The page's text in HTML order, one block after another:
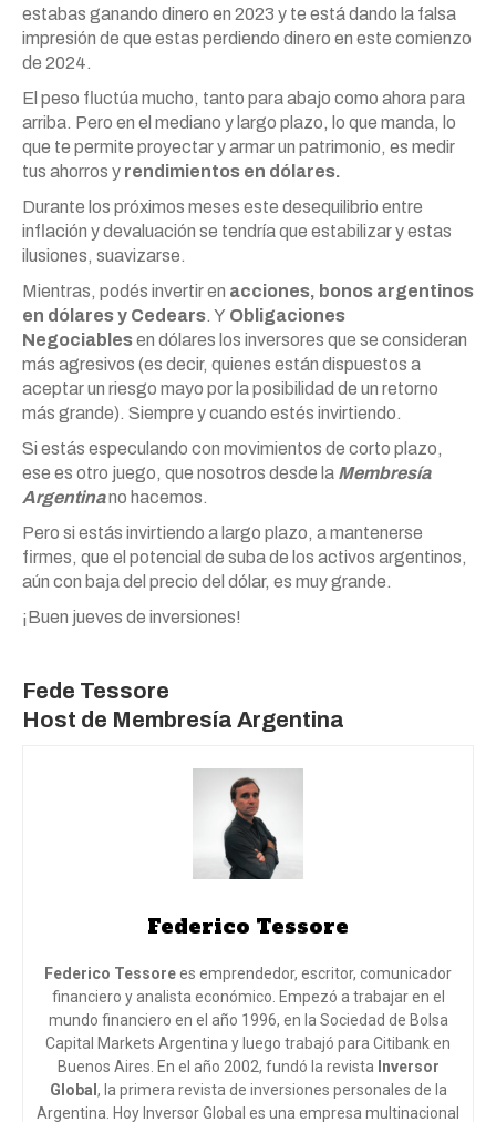
estabas ganando dinero en 2023 y te está dando la falsa
impresión de que estas perdiendo dinero en este comienzo
de 2024.
El peso fluctúa mucho, tanto para abajo como ahora para
arriba. Pero en el mediano y largo plazo, lo que manda, lo
que te permite proyectar y armar un patrimonio, es medir
tus ahorros y rendimientos en dólares.
Durante los próximos meses este desequilibrio entre
inflación y devaluación se tendría que estabilizar y estas
ilusiones, suavizarse.
Mientras, podés invertir en acciones, bonos argentinos
en dólares y Cedears. Y Obligaciones
Negociablesen dólares los inversores que se consideran
más agresivos (es decir, quienes están dispuestos a
aceptar un riesgo mayo por la posibilidad de un retorno
más grande). Siempre y cuando estés invirtiendo.
Si estás especulando con movimientos de corto plazo,
ese es otro juego, que nosotros desde la Membresía
Argentinano hacemos.
Pero si estás invirtiendo a largo plazo, a mantenerse
firmes, que el potencial de suba de los activos argentinos,
aún con baja del precio del dólar, es muy grande.
¡Buen jueves de inversiones!
Fede Tessore
Host de Membresía Argentina
Federico Tessore
Federico Tessorees emprendedor, escritor, comunicador
financiero y analista económico. Empezó a trabajar en el
mundo financiero en el año 1996, en la Sociedad de Bolsa
Capital Markets Argentina y luego trabajó para Citibank en
Buenos Aires. En el año 2002, fundó la revista Inversor
Global , la primera revista de inversiones personales de la
Argentina. Hoy Inversor Global es una empresa multinacional